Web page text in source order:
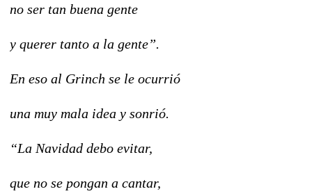
no ser tan buena gente
y querer tanto a la gente”.
En eso al Grinch se le ocurrió
una muy mala idea y sonrió.
“La Navidad debo evitar,
que no se pongan a cantar,